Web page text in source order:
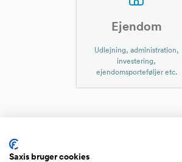
Ejendom
Udlejning, administration,
investering,
ejendomsporteføljer etc.
Busser og persontransport
Saxis bruger cookies